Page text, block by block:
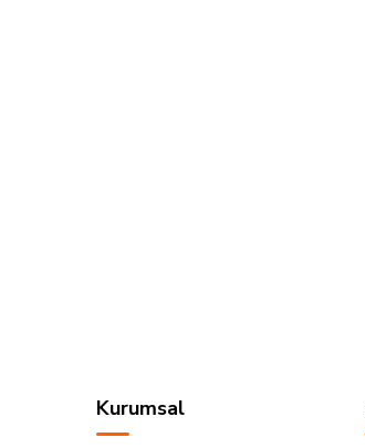
Kurumsal